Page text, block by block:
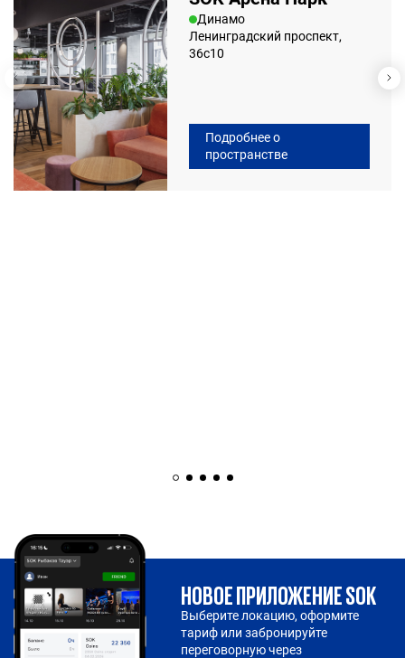
Динамо
Ленинградский проспект,
36с10
Подробнее о
пространстве
НОВОЕ ПРИЛОЖЕНИЕ SOK
Выберите локацию, оформите
тариф или забронируйте
переговорную через